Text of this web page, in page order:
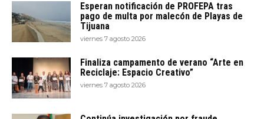
Esperan notificación de PROFEPA tras
pago de multa por malecón de Playas de
Tijuana
viernes 7 agosto 2026
Finaliza campamento de verano “Arte en
Reciclaje: Espacio Creativo”
viernes 7 agosto 2026